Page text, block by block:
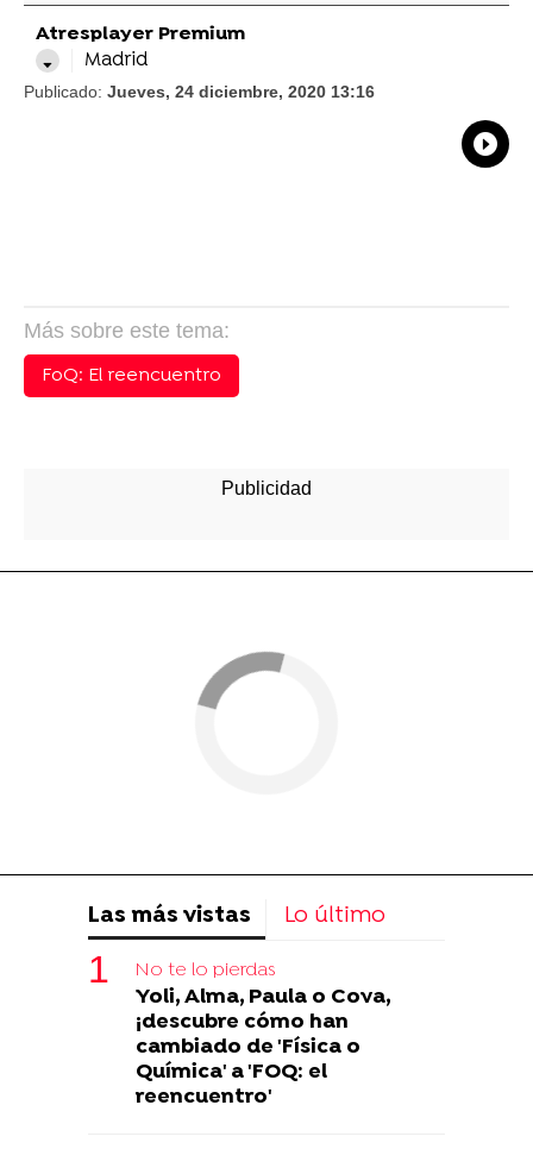
Atresplayer Premium
Madrid
Publicado: Jueves, 24 diciembre, 2020 13:16
Más sobre este tema:
FoQ: El reencuentro
Las más vistas Lo último
No te lo pierdas
Yoli, Alma, Paula o Cova,
¡descubre cómo han
cambiado de 'Física o
Química' a 'FOQ: el
reencuentro'